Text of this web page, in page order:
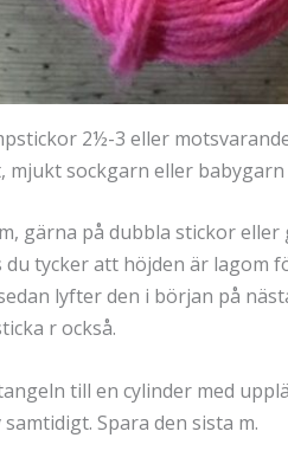
2½-3 eller
mjukt sockgarn eller babygarn
gärna på dubbla stickor
du tycker att höjden är lagom
lyfter den i början på
r också.
till en cylinder med
Spara den sista m.